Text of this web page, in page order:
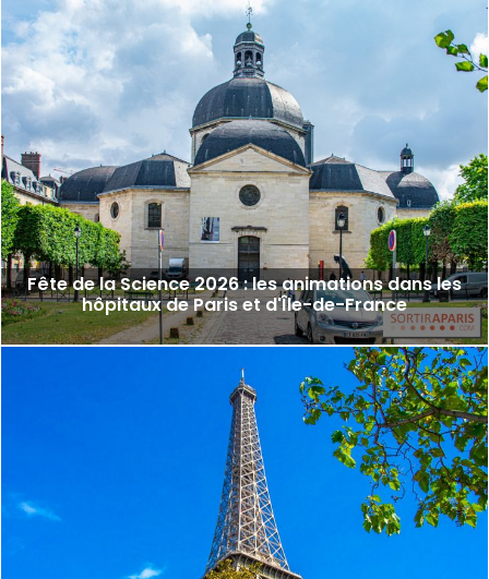
Fête de la Science 2026 : les animations dans les
hôpitaux de Paris et d'Île-de-France